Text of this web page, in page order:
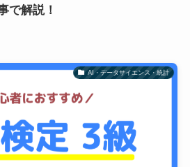
で解説！
AI・データサイエンス・統計